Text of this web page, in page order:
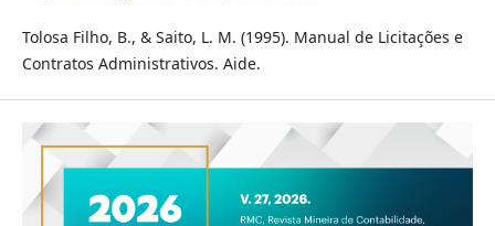
Tolosa Filho, B., & Saito, L. M. (1995). Manual de Licitações e
Contratos Administrativos. Aide.